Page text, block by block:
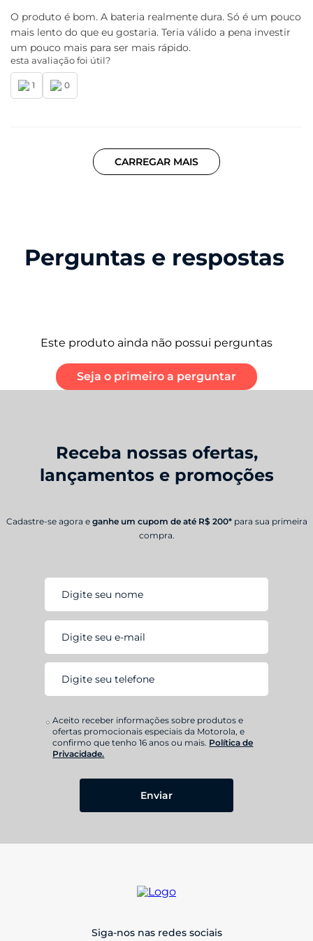
O produto é bom. A bateria realmente dura. Só é um pouco
mais lento do que eu gostaria. Teria válido a pena investir
um pouco mais para ser mais rápido.
esta avaliação foi útil?
1 0
CARREGAR MAIS
Perguntas e respostas
Este produto ainda não possui perguntas
Seja o primeiro a perguntar
Receba nossas ofertas,
lançamentos e promoções
Cadastre-se agora e ganhe um cupom de até R$ 200* para sua primeira
compra.
Enviar
Aceito receber informações sobre produtos e
ofertas promocionais especiais da Motorola, e
confirmo que tenho 16 anos ou mais. Política de
Privacidade.
Siga-nos nas redes sociais